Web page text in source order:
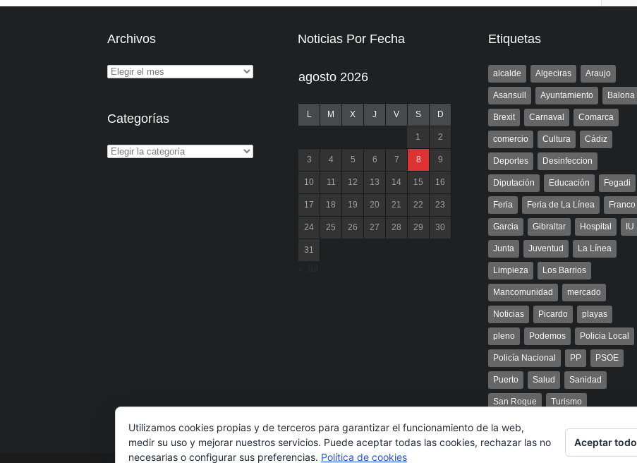
Archivos
Categorías
Noticias Por Fecha
agosto 2026
L M X J V S D
1 2
3 4 5 6 7 8 9
10 11 12 13 14 15 16
17 18 19 20 21 22 23
24 25 26 27 28 29 30
31
Etiquetas
alcalde Algeciras Araujo
Asansull Ayuntamiento Balona
Brexit Carnaval Comarca
comercio Cultura Cádiz
Deportes Desinfeccion
Diputación Educación Fegadi
Feria Feria de La Línea Franco
Garcia Gibraltar Hospital IU
Junta Juventud La Línea
Limpieza Los Barrios
Mancomunidad mercado
Noticias Picardo playas
pleno Podemos Policia Local
Policía Nacional PP PSOE
Puerto Salud Sanidad
San Roque Turismo
Utilizamos cookies propias y de terceros para garantizar el funcionamiento de la web,
medir su uso y mejorar nuestros servicios. Puede aceptar todas las cookies, rechazar las no
necesarias o configurar sus preferencias. Política de cookies
Aceptar todo